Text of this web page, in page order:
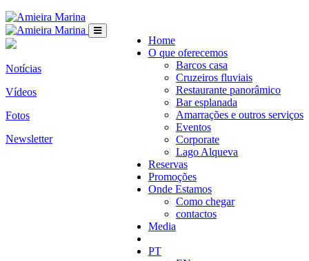
Home
O que oferecemos
Barcos casa
Cruzeiros fluviais
Restaurante panorâmico
Bar esplanada
Amarrações e outros serviços
Eventos
Corporate
Lago Alqueva
Reservas
Promoções
Onde Estamos
Como chegar
contactos
Media
PT
Notícias
Vídeos
Fotos
Newsletter